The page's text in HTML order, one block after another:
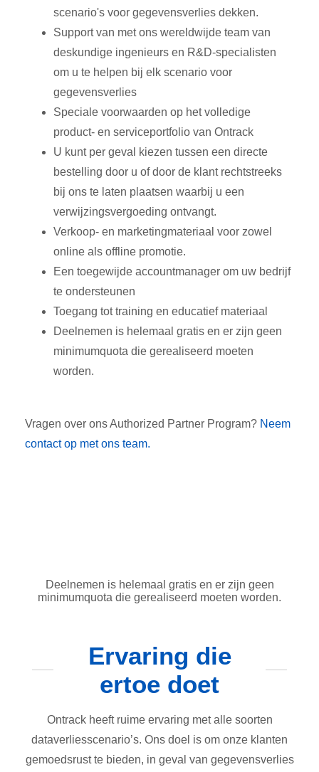
scenario's voor gegevensverlies dekken.
Support van met ons wereldwijde team van
deskundige ingenieurs en R&D-specialisten
om u te helpen bij elk scenario voor
gegevensverlies
Speciale voorwaarden op het volledige
product- en serviceportfolio van Ontrack
U kunt per geval kiezen tussen een directe
bestelling door u of door de klant rechtstreeks
bij ons te laten plaatsen waarbij u een
verwijzingsvergoeding ontvangt.
Verkoop- en marketingmateriaal voor zowel
online als offline promotie.
Een toegewijde accountmanager om uw bedrijf
te ondersteunen
Toegang tot training en educatief materiaal
Deelnemen is helemaal gratis en er zijn geen
minimumquota die gerealiseerd moeten
worden.
Vragen over ons Authorized Partner Program? Neem
contact op met ons team.
Deelnemen is helemaal gratis en er zijn geen
minimumquota die gerealiseerd moeten worden.
Ervaring die
ertoe doet
Ontrack heeft ruime ervaring met alle soorten
dataverliesscenario’s. Ons doel is om onze klanten
gemoedsrust te bieden, in geval van gegevensverlies